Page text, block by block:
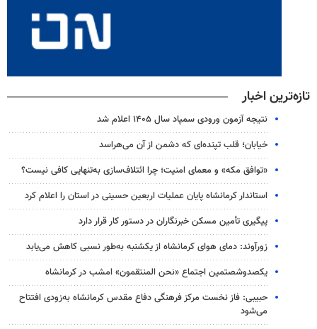
تازه‌ترین اخبار
نتیجه آزمون ورودی سمپاد سال ۱۴۰۵ اعلام شد
خیابان؛ قلب تپنده‌ای که دشمن از آن می‌هراسد
«توافق مکه» و معمای امنیت؛ چرا ائتلاف‌سازی به‌تنهایی کافی نیست؟
استاندار کرمانشاه پایان عملیات اربعین حسینی در استان را اعلام کرد
پیگیری تأمین مسکن خبرنگاران در دستور کار قرار دارد
زورآوند: دمای هوای کرمانشاه از یکشنبه به‌طور نسبی کاهش می‌یابد
یکصدوشصتمین اجتماع «نحن المنتقمون» امشب در کرمانشاه
حبیبی: فاز نخست مرکز فرهنگی دفاع مقدس کرمانشاه به‌زودی افتتاح
می‌شود